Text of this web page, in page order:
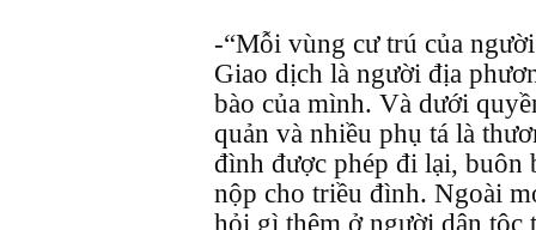
-“Mỗi vùng cư trú của
Giao dịch là người địa
bào của mình. Và dưới
quản và nhiều phụ tá là
đình được phép đi lại, buôn
nộp cho triều đình. Ngoài
hỏi gì thêm ở người dân tộc